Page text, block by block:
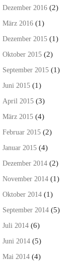
Dezember 2016 (2)
März 2016 (1)
Dezember 2015 (1)
Oktober 2015 (2)
September 2015 (1)
Juni 2015 (1)
April 2015 (3)
März 2015 (4)
Februar 2015 (2)
Januar 2015 (4)
Dezember 2014 (2)
November 2014 (1)
Oktober 2014 (1)
September 2014 (5)
Juli 2014 (6)
Juni 2014 (5)
Mai 2014 (4)